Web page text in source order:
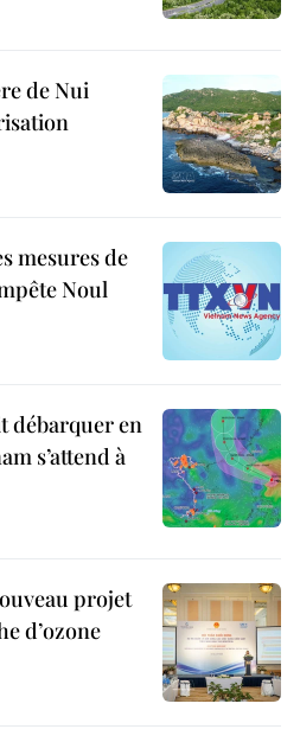
de Nui
mesures de
Noul
débarquer en
s’attend à
projet
d’ozone